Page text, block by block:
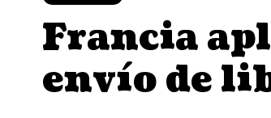
Francia
envío de